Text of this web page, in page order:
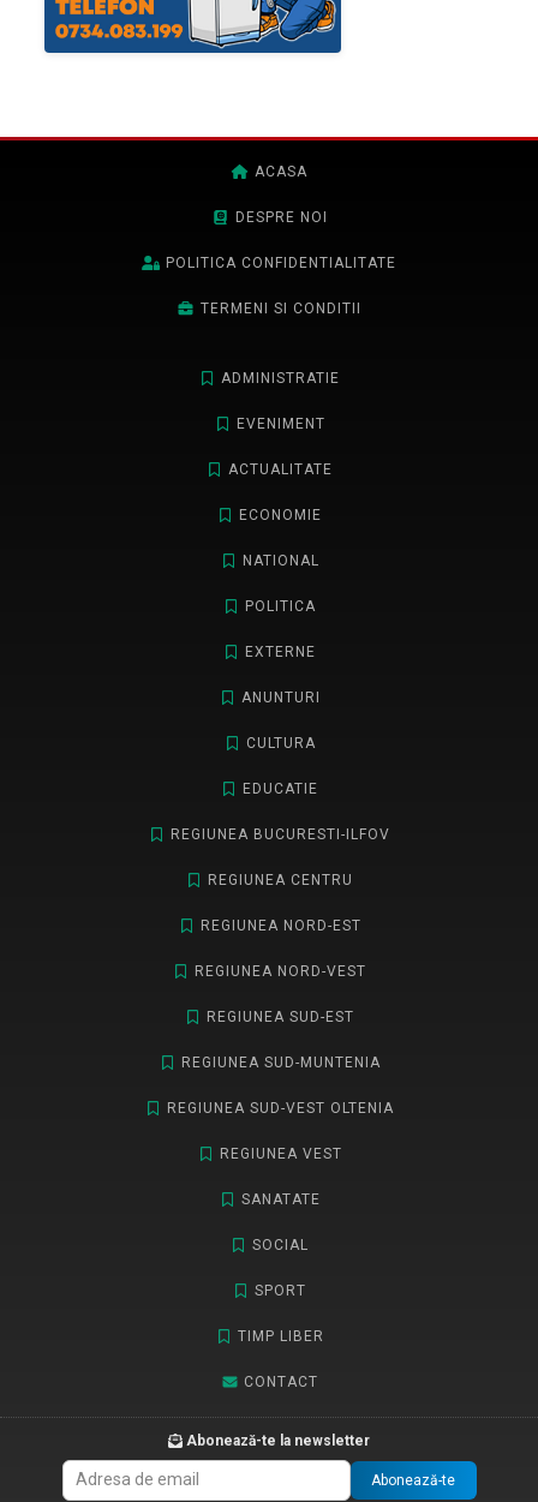
ACASA
DESPRE NOI
POLITICA CONFIDENTIALITATE
TERMENI SI CONDITII
ADMINISTRATIE
EVENIMENT
ACTUALITATE
ECONOMIE
NATIONAL
POLITICA
EXTERNE
ANUNTURI
CULTURA
EDUCATIE
REGIUNEA BUCURESTI-ILFOV
REGIUNEA CENTRU
REGIUNEA NORD-EST
REGIUNEA NORD-VEST
REGIUNEA SUD-EST
REGIUNEA SUD-MUNTENIA
REGIUNEA SUD-VEST OLTENIA
REGIUNEA VEST
SANATATE
SOCIAL
SPORT
TIMP LIBER
CONTACT
Abonează-te la newsletter
Abonează-te